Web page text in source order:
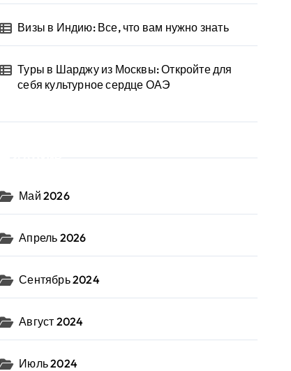
Визы в Индию: Все, что вам нужно знать
Туры в Шарджу из Москвы: Откройте для
себя культурное сердце ОАЭ
Май 2026
Апрель 2026
Сентябрь 2024
Август 2024
Июль 2024